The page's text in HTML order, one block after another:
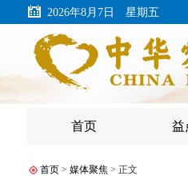
2026年8月7日 星期五
首页 益
首页> 媒体聚焦> 正文